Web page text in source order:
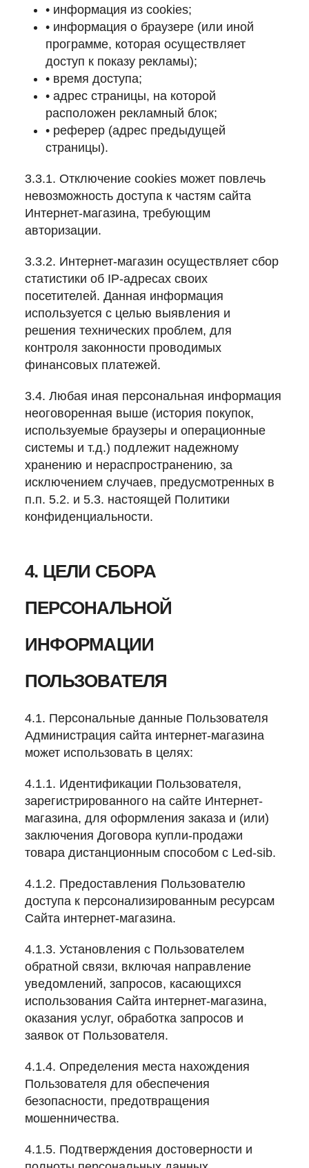
• информация из cookies;
• информация о браузере (или иной
программе, которая осуществляет
доступ к показу рекламы);
• время доступа;
• адрес страницы, на которой
расположен рекламный блок;
• реферер (адрес предыдущей
страницы).
3.3.1. Отключение cookies может повлечь
невозможность доступа к частям сайта
Интернет-магазина, требующим
авторизации.
3.3.2. Интернет-магазин осуществляет сбор
статистики об IP-адресах своих
посетителей. Данная информация
используется с целью выявления и
решения технических проблем, для
контроля законности проводимых
финансовых платежей.
3.4. Любая иная персональная информация
неоговоренная выше (история покупок,
используемые браузеры и операционные
системы и т.д.) подлежит надежному
хранению и нераспространению, за
исключением случаев, предусмотренных в
п.п. 5.2. и 5.3. настоящей Политики
конфиденциальности.
4. ЦЕЛИ СБОРА
ПЕРСОНАЛЬНОЙ
ИНФОРМАЦИИ
ПОЛЬЗОВАТЕЛЯ
4.1. Персональные данные Пользователя
Администрация сайта интернет-магазина
может использовать в целях:
4.1.1. Идентификации Пользователя,
зарегистрированного на сайте Интернет-
магазина, для оформления заказа и (или)
заключения Договора купли-продажи
товара дистанционным способом с Led-sib.
4.1.2. Предоставления Пользователю
доступа к персонализированным ресурсам
Сайта интернет-магазина.
4.1.3. Установления с Пользователем
обратной связи, включая направление
уведомлений, запросов, касающихся
использования Сайта интернет-магазина,
оказания услуг, обработка запросов и
заявок от Пользователя.
4.1.4. Определения места нахождения
Пользователя для обеспечения
безопасности, предотвращения
мошенничества.
4.1.5. Подтверждения достоверности и